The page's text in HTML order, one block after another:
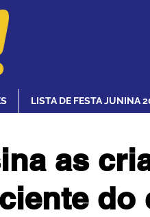
LISTA DE FESTA JUNINA
as
do